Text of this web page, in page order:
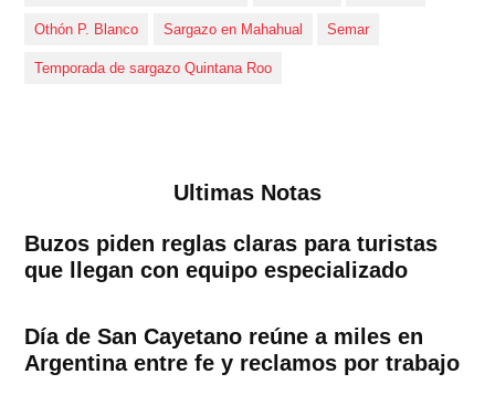
Othón P. Blanco Sargazo en Mahahual Semar
Temporada de sargazo Quintana Roo
Ultimas Notas
Buzos piden reglas claras para turistas
que llegan con equipo especializado
Día de San Cayetano reúne a miles en
Argentina entre fe y reclamos por trabajo